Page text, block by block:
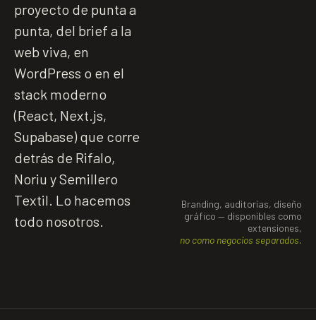
proyecto de punta a
punta, del brief a la
web viva, en
WordPress o en el
stack moderno
(React, Next.js,
Supabase) que corre
detrás de Rifalo,
Noriu y Semillero
Textil. Lo hacemos
todo nosotros.
Branding, auditorías, diseño
gráfico — disponibles como
extensiones,
no como negocios separados.